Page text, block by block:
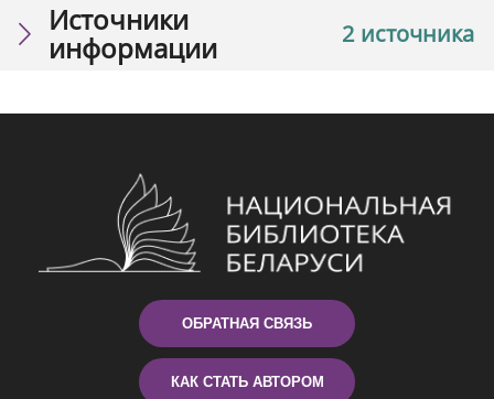
2 источника
Источники
информации
ОБРАТНАЯ СВЯЗЬ
КАК СТАТЬ АВТОРОМ